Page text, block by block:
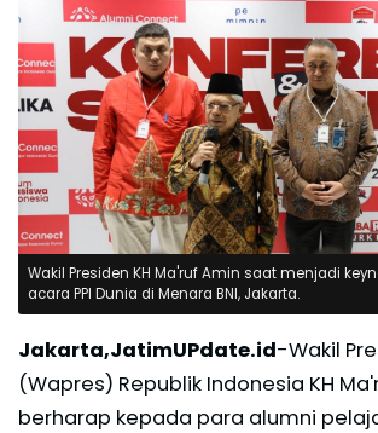
Wakil Presiden KH Ma'ruf Amin saat menjadi
acara PPI Dunia di Menara BNI, Jakarta.
Jakarta,JatimUPdate.id-Wakil
(Wapres) Republik Indonesia KH
berharap kepada para alumni